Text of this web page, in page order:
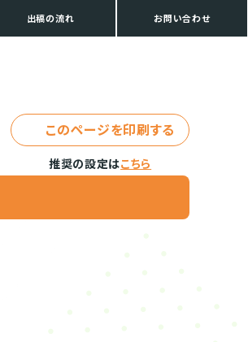
このページを印刷する
推奨の設定はこちら
出稿の流れ お問い合わせ